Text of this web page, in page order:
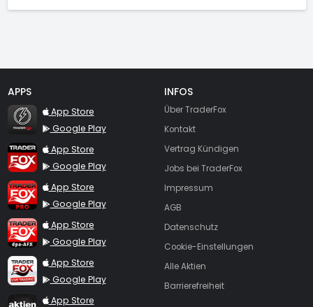
APPS
TraderFox Flash
App Store
Google Play
TraderFox App
App Store
Google Play
TraderFox Pro
App Store
Google Play
TraderFox dpa-AFX ProFeed
App Store
Google Play
TraderFox Live Trading
App Store
Google Play
TraderFox aktien Magazin
App Store
INFOS
Über TraderFox
Kontakt
Vertrag Kündigen
Jobs bei TraderFox
Impressum
AGB
Datenschutz
Cookie-Einstellungen
Alle Aktien
Barrierefreiheit